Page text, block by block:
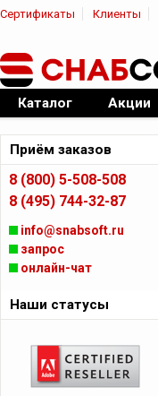
Сертификаты Клиенты
Официальный дилер ПО
Каталог Акции
Приём заказов
8 (800) 5-508-508
8 (495) 744-32-87
info@snabsoft.ru
запрос
онлайн-чат
Наши статусы